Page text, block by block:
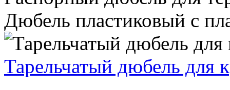
Дюбель пластиковый с
Тарельчатый дюбель для